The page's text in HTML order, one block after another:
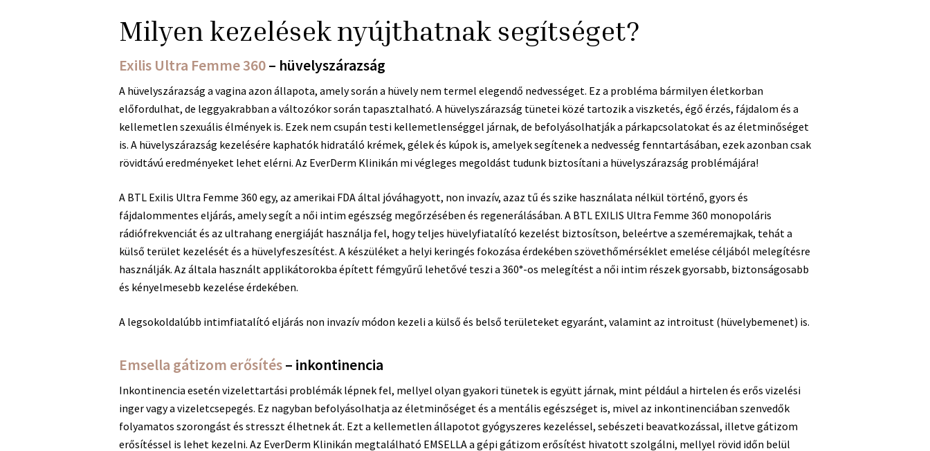
Milyen kezelések nyújthatnak segítséget?
Exilis Ultra Femme 360– hüvelyszárazság
A hüvelyszárazság a vagina azon állapota, amely során a hüvely nem termel elegendő nedvességet. Ez a probléma bármilyen életkorban
előfordulhat, de leggyakrabban a változókor során tapasztalható. A hüvelyszárazság tünetei közé tartozik a viszketés, égő érzés, fájdalom és a
kellemetlen szexuális élmények is. Ezek nem csupán testi kellemetlenséggel járnak, de befolyásolhatják a párkapcsolatokat és az életminőséget
is. A hüvelyszárazság kezelésére kaphatók hidratáló krémek, gélek és kúpok is, amelyek segítenek a nedvesség fenntartásában, ezek azonban csak
rövidtávú eredményeket lehet elérni. Az EverDerm Klinikán mi végleges megoldást tudunk biztosítani a hüvelyszárazság problémájára!
A BTL Exilis Ultra Femme 360 egy, az amerikai FDA által jóváhagyott, non invazív, azaz tű és szike használata nélkül történő, gyors és
fájdalommentes eljárás, amely segít a női intim egészség megőrzésében és regenerálásában. A BTL EXILIS Ultra Femme 360 monopoláris
rádiófrekvenciát és az ultrahang energiáját használja fel, hogy teljes hüvelyfiatalító kezelést biztosítson, beleértve a szeméremajkak, tehát a
külső terület kezelését és a hüvelyfeszesítést. A készüléket a helyi keringés fokozása érdekében szövethőmérséklet emelése céljából melegítésre
használják. Az általa használt applikátorokba épített fémgyűrű lehetővé teszi a 360°-os melegítést a női intim részek gyorsabb, biztonságosabb
és kényelmesebb kezelése érdekében.
A legsokoldalúbb intimfiatalító eljárás non invazív módon kezeli a külső és belső területeket egyaránt, valamint az introitust (hüvelybemenet) is.
Emsella gátizom erősítés– inkontinencia
Inkontinencia esetén vizelettartási problémák lépnek fel, mellyel olyan gyakori tünetek is együtt járnak, mint például a hirtelen és erős vizelési
inger vagy a vizeletcsepegés. Ez nagyban befolyásolhatja az életminőséget és a mentális egészséget is, mivel az inkontinenciában szenvedők
folyamatos szorongást és stresszt élhetnek át. Ezt a kellemetlen állapotot gyógyszeres kezeléssel, sebészeti beavatkozással, illetve gátizom
erősítéssel is lehet kezelni. Az EverDerm Klinikán megtalálható EMSELLA a gépi gátizom erősítést hivatott szolgálni, mellyel rövid időn belül